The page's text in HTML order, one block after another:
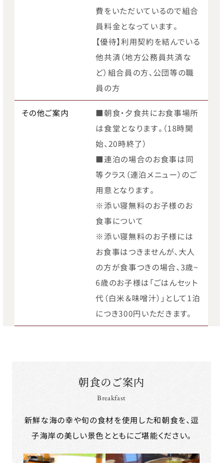
費をいただいているので組合
員料金となっています｡
【優待】利用契約を結んでいる
他共済（地方公務員共済な
ど）組合員の方、公団等の職
員の方
その他ご案内
■朝食・夕食共にお食事場所
は食堂となります｡（18時開
始、20時終了）
■連泊の場合のお食事は同
等クラス（連泊メニュー）のご
用意となります｡
※添い寝無料のお子様のお
食事について
※添い寝無料のお子様には
お食事はつきませんが、大人
の方が食事つきの場合、3歳~
6歳のお子様は「ごはんセット
代（白米＆味噌汁）」として1泊
につき300円いただきます。
朝食のご案内
Breakfast
新鮮な海の幸や旬の食材を使用した和朝食を、逗
子海岸の美しい景色とともにご堪能ください。